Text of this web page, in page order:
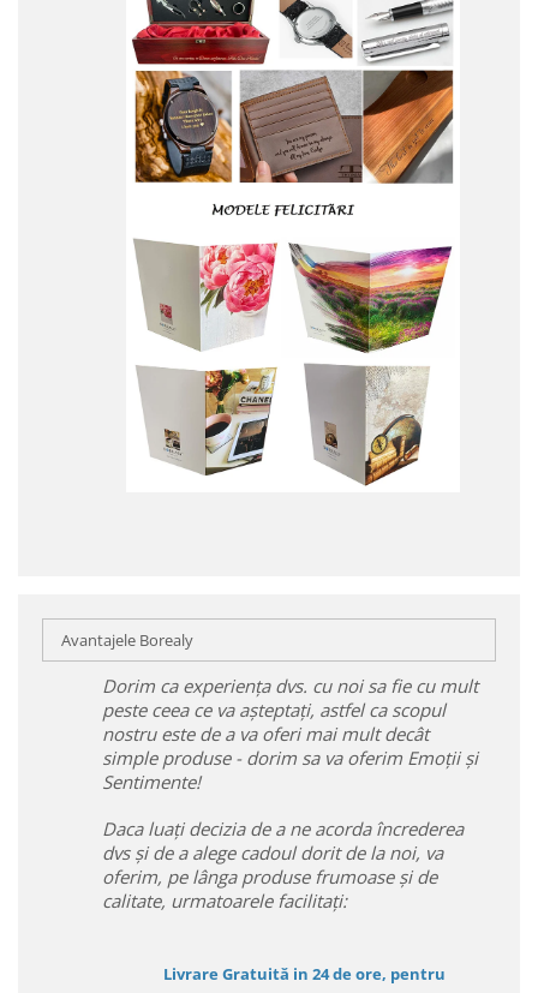
Avantajele Borealy
Dorim ca experiența dvs. cu noi sa fie cu mult
peste ceea ce va așteptați, astfel ca scopul
nostru este de a va oferi mai mult decât
simple produse - dorim sa va oferim Emoții și
Sentimente!
Daca luați decizia de a ne acorda încrederea
dvs și de a alege cadoul dorit de la noi, va
oferim, pe lânga produse frumoase și de
calitate, urmatoarele facilitați:
Livrare Gratuită in 24 de ore, pentru